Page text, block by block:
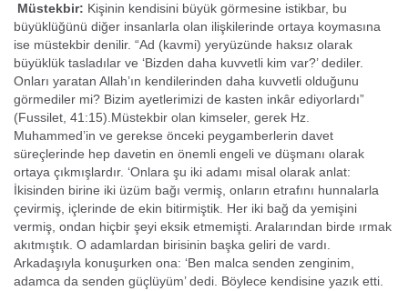
Müstekbir: Kişinin kendisini büyük görmesine istik­bar, bu
büyüklüğünü diğer insanlarla olan ilişkilerinde ortaya koymasına
ise müstekbir denilir. “Ad (kavmi) yeryüzünde haksız olarak
büyüklük tasladılar ve ‘Bizden daha kuvvetli kim var?’ dediler.
Onları yaratan Allah’ın kendilerinden daha kuvvetli olduğunu
görmediler mi? Bizim ayetlerimizi de kasten inkâr ediyorlardı”
(Fussilet, 41:15).Müstekbir olan kimseler, gerek Hz.
Muhammed’in ve gerekse önceki peygamberlerin davet
süreçlerinde hep davetin en önemli engeli ve düşmanı olarak
ortaya çıkmışlardır. ‘Onlara şu iki adamı misal olarak anlat:
İkisinden birine iki üzüm bağı vermiş, onların etrafını hunnalarla
çevirmiş, içlerinde de ekin bitirmiştik. Her iki bağ da yemişini
vermiş, ondan hiçbir şeyi eksik etmemişti. Aralarından birde ırmak
akıtmıştık. O adamlardan birisinin başka geliri de vardı.
Arkadaşıyla konuşurken ona: ‘Ben malca senden zenginim,
adamca da senden güçlüyüm’ dedi. Böylece kendisine yazık etti.